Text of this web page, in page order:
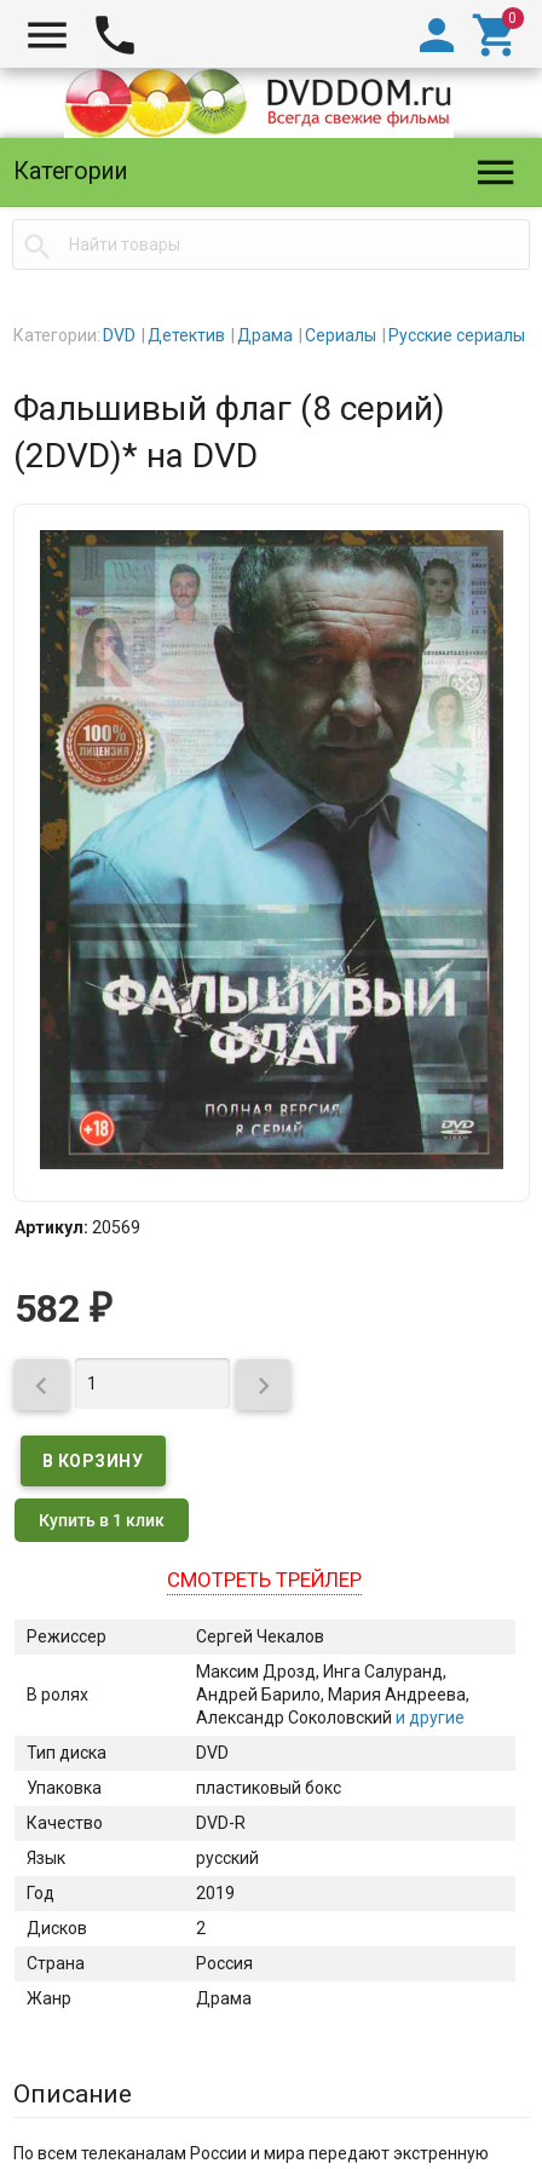
  

Категории 

Категории: DVD Детектив Драма Сериалы Русские сериалы
Фальшивый флаг (8 серий)
(2DVD)* на DVD
Артикул: 20569
582 ₽
 
Купить в 1 клик
СМОТРЕТЬ ТРЕЙЛЕР
Режиссер Сергей Чекалов
В ролях
Максим Дрозд, Инга Салуранд,
Андрей Барило, Мария Андреева,
Александр Соколовский и другие
Тип диска
DVD
Упаковка
пластиковый бокс
Качество
DVD-R
Язык
русский
Год
2019
Дисков
2
Страна
Россия
Жанр
Драма
Описание
По всем телеканалам России и мира передают экстренную